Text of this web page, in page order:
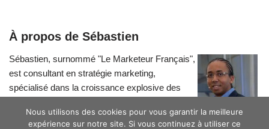
À propos de Sébastien
Sébastien, surnommé "Le Marketeur Français",
est consultant en stratégie marketing,
spécialisé dans la croissance explosive des
Nous utilisons des cookies pour vous garantir la meilleure
expérience sur notre site. Si vous continuez à utiliser ce